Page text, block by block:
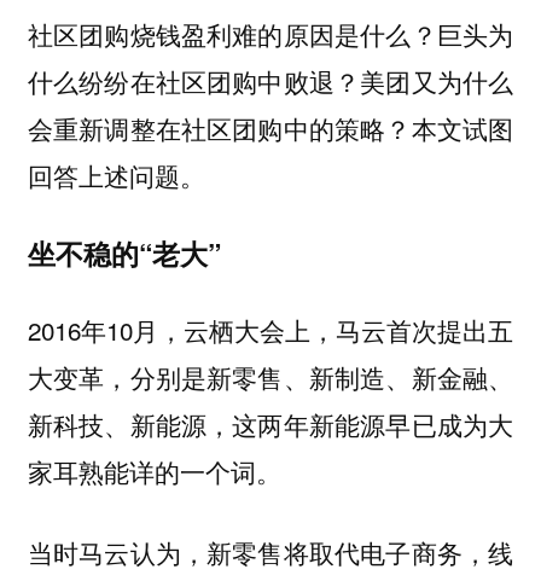
社区团购烧钱盈利难的原因是什么？巨头为
什么纷纷在社区团购中败退？美团又为什么
会重新调整在社区团购中的策略？本文试图
回答上述问题。
坐不稳的“老大”
2016年10月，云栖大会上，马云首次提出五
大变革，分别是新零售、新制造、新金融、
新科技、新能源，这两年新能源早已成为大
家耳熟能详的一个词。
当时马云认为，新零售将取代电子商务，线